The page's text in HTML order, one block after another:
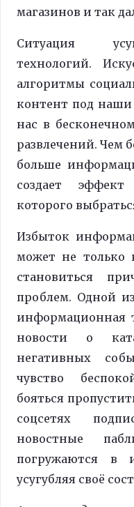
магазинов и так
Ситуация
технологий.
алгоритмы
контент под наши
нас в
развлечений. Чем
больше
создает
которого
Избыток
может не только
становиться
проблем. Одной
информационная
новости о
негативных
чувство
бояться
соцсетях
новостные
погружаются в
усугубляя своё